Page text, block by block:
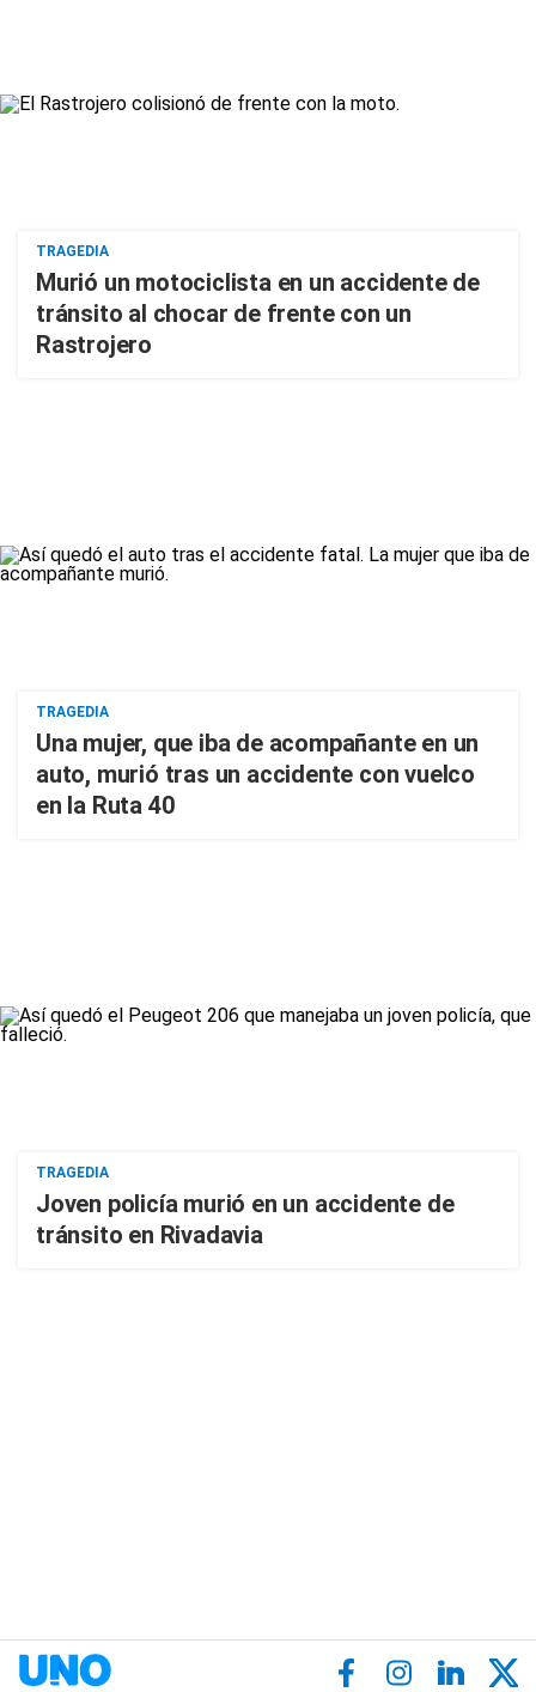
TRAGEDIA
Murió un motociclista en un accidente de
tránsito al chocar de frente con un
Rastrojero
TRAGEDIA
Una mujer, que iba de acompañante en un
auto, murió tras un accidente con vuelco
en la Ruta 40
TRAGEDIA
Joven policía murió en un accidente de
tránsito en Rivadavia